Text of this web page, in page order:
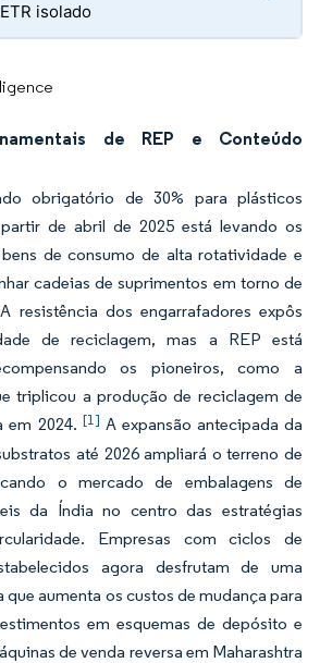
isolado
de REP e Conteúdo
obrigatório de 30% para plásticos
de abril de 2025 está levando os
de consumo de alta rotatividade e
cadeias de suprimentos em torno de
resistência dos engarrafadores expôs
de reciclagem, mas a REP está
os pioneiros, como a
triplicou a produção de reciclagem de
em 2024. [1] A expansão antecipada da
até 2026 ampliará o terreno de
o mercado de embalagens de
da Índia no centro das estratégias
Empresas com ciclos de
agora desfrutam de uma
aumenta os custos de mudança para
em esquemas de depósito e
de venda reversa em Maharashtra